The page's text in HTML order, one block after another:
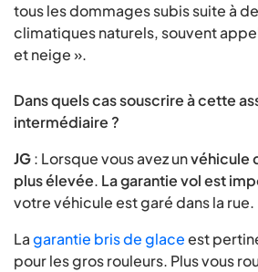
tous les dommages subis suite à
climatiques naturels, souvent
et neige ».
Dans quels cas souscrire à cette
intermédiaire ?
JG: Lorsque vous avez unvéhicule
plus élevée. La garantie vol est
votre véhicule est garé dans la rue.
Lagarantie bris de glaceest
pour les gros rouleurs. Plus vous